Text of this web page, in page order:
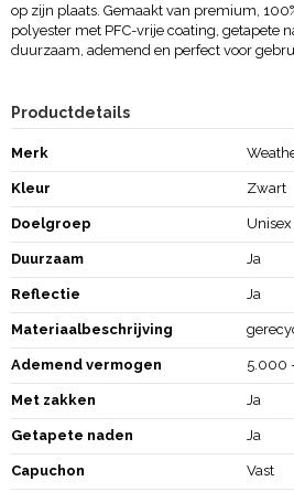
op zijn plaats. Gemaakt van premium,
polyester met PFC-vrije coating, getapete
duurzaam, ademend en perfect voor
Productdetails
Merk
Kleur Zwart
Doelgroep Unisex
Duurzaam Ja
Reflectie Ja
Materiaalbeschrijving
Ademend vermogen 5.000
Met zakken Ja
Getapete naden Ja
Capuchon Vast